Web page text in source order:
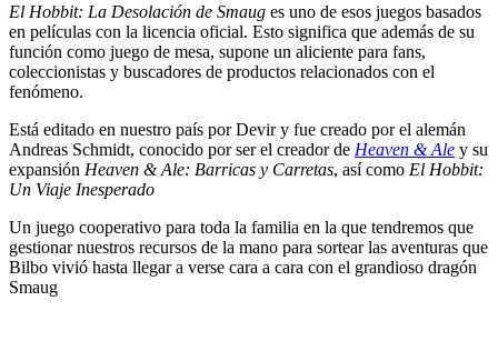
El Hobbit: La Desolación de Smaug es uno de esos juegos basados
en películas con la licencia oficial. Esto significa que además de su
función como juego de mesa, supone un aliciente para fans,
coleccionistas y buscadores de productos relacionados con el
fenómeno.
Está editado en nuestro país por Devir y fue creado por el alemán
Andreas Schmidt, conocido por ser el creador de Heaven & Ale y su
expansión Heaven & Ale: Barricas y Carretas, así como El Hobbit:
Un Viaje Inesperado
Un juego cooperativo para toda la familia en la que tendremos que
gestionar nuestros recursos de la mano para sortear las aventuras que
Bilbo vivió hasta llegar a verse cara a cara con el grandioso dragón
Smaug